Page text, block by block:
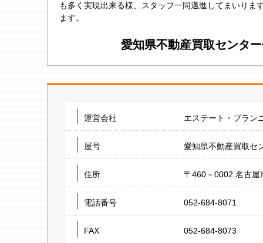
も多く実現出来る様、スタッフ一同邁進してまいりま
ます。
愛知県不動産買取センタ
運営会社 エステート・プラ
屋号 愛知県不動産買取セ
住所 〒460－0002 名古屋
電話番号 052-684-8071
FAX 052-684-8073